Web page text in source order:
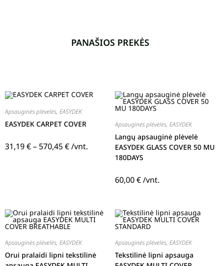
PANAŠIOS PREKĖS
Apsauginės plėvelės, EASYDEK
EASYDEK CARPET COVER
31,19€– 570,45€/vnt.
Apsauginės plėvelės, EASYDEK
Langų apsauginė plėvelė
EASYDEK GLASS COVER 50 MU
180DAYS
60,00€/vnt.
Apsauginės plėvelės, EASYDEK
Orui pralaidi lipni tekstilinė
Apsauginės plėvelės, EASYDEK
Tekstilinė lipni apsauga